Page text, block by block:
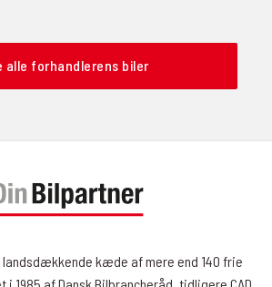
alle forhandlerens biler
landsdækkende kæde af mere end 140 frie